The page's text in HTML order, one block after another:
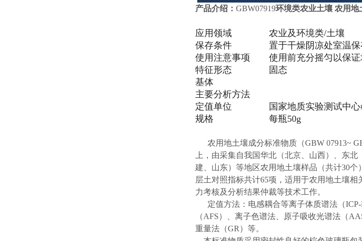
产品介绍： GBW07919环境类农业土壤 农用地
应用领域
农业及环境类/土壤
保存条件
置于干燥阴凉处室温
使用注意事项
使用前充分摇匀以保
特征形态
固态
基体
主要分析方法
定值单位
国家地质实验测试中
规格
每瓶50g
农用地土壤成分标准物质（GBW 07913~
上，由采集自我国华北（北京、山西）、东
建、山东）等地区农用地土壤样品（共计30
层土对照指标共计65项，适用于农用地土壤
力考核及分析结果仲裁等技术工作。
定值方法：电感耦合等离子体质谱法（ICP-
（AFS）、离子色谱法、原子吸收光谱法（
重量法（GR）等。